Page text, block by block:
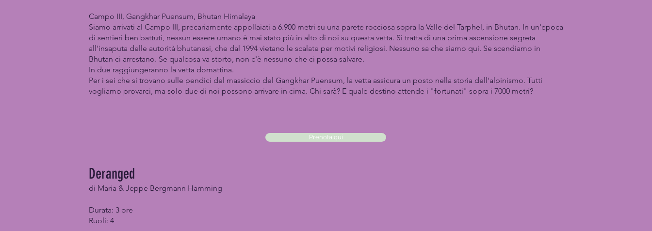
Campo III, Gangkhar Puensum, Bhutan Himalaya
Siamo arrivati al Campo III, precariamente appollaiati a 6.900 metri su una parete rocciosa sopra la Valle del Tarphel, in Bhutan. In un'epoca
di sentieri ben battuti, nessun essere umano è mai stato più in alto di noi su questa vetta. Si tratta di una prima ascensione segreta
all'insaputa delle autorità bhutanesi, che dal 1994 vietano le scalate per motivi religiosi. Nessuno sa che siamo qui. Se scendiamo in
Bhutan ci arrestano. Se qualcosa va storto, non c'è nessuno che ci possa salvare.
In due raggiungeranno la vetta domattina.
Per i sei che si trovano sulle pendici del massiccio del Gangkhar Puensum, la vetta assicura un posto nella storia dell'alpinismo. Tutti
vogliamo provarci, ma solo due di noi possono arrivare in cima. Chi sarà? E quale destino attende i "fortunati" sopra i 7000 metri?
Deranged
di Maria & Jeppe Bergmann Hamming
Durata: 3 ore
Ruoli: 4
Prenota qui